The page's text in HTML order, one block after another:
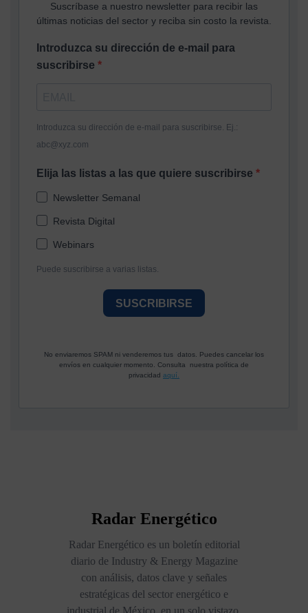
Suscríbase a nuestro newsletter para recibir las
últimas noticias del sector y reciba sin costo la revista.
Introduzca su dirección de e-mail para
suscribirse
Introduzca su dirección de e-mail para suscribirse. Ej.:
abc@xyz.com
Elija las listas a las que quiere suscribirse
Newsletter Semanal
Revista Digital
Webinars
Puede suscribirse a varias listas.
SUSCRIBIRSE
No enviaremos SPAM ni venderemos tus datos. Puedes cancelar los
envíos en cualquier momento. Consulta nuestra política de
privacidad aquí.